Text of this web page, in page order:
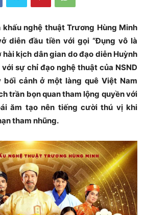
khấu nghệ thuật Trương Hùng Minh
diễn đầu tiền với gọi “Đụng vô là
hài kịch dân gian do đạo diễn Huỳnh
sự chỉ đạo nghệ thuật của NSND
bối cảnh ở một làng quê Việt Nam
trần bọn quan tham lộng quyền với
ăm tạo nên tiếng cười thú vị khi
tham nhũng.